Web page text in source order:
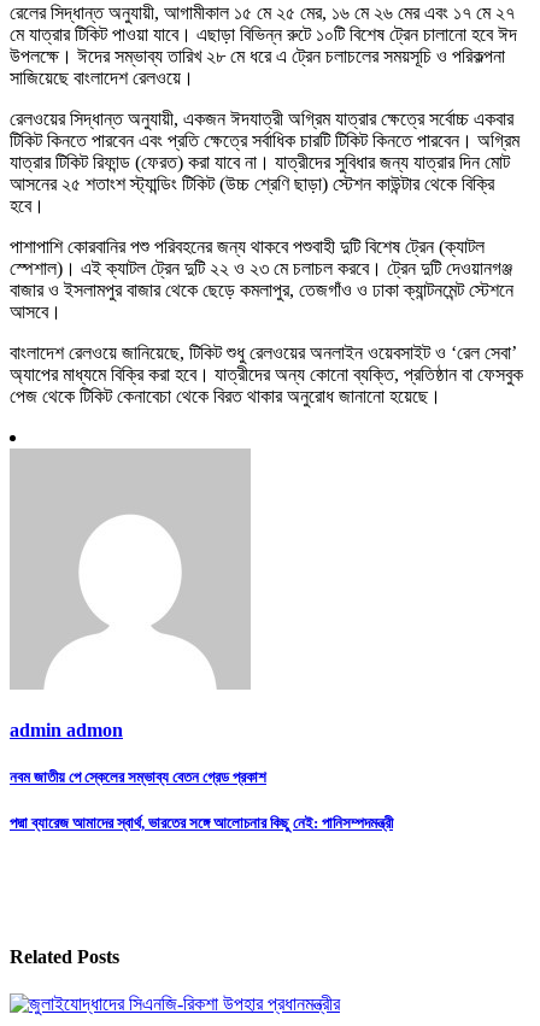
রেলের সিদ্ধান্ত অনুযায়ী, আগামীকাল ১৫ মে ২৫ মের, ১৬ মে ২৬ মের এবং ১৭ মে ২৭
মে যাত্রার টিকিট পাওয়া যাবে। এছাড়া বিভিন্ন রুটে ১০টি বিশেষ ট্রেন চালানো হবে ঈদ
উপলক্ষে। ঈদের সম্ভাব্য তারিখ ২৮ মে ধরে এ ট্রেন চলাচলের সময়সূচি ও পরিকল্পনা
সাজিয়েছে বাংলাদেশ রেলওয়ে।
রেলওয়ের সিদ্ধান্ত অনুযায়ী, একজন ঈদযাত্রী অগ্রিম যাত্রার ক্ষেত্রে সর্বোচ্চ একবার
টিকিট কিনতে পারবেন এবং প্রতি ক্ষেত্রে সর্বাধিক চারটি টিকিট কিনতে পারবেন। অগ্রিম
যাত্রার টিকিট রিফান্ড (ফেরত) করা যাবে না। যাত্রীদের সুবিধার জন্য যাত্রার দিন মোট
আসনের ২৫ শতাংশ স্ট্যান্ডিং টিকিট (উচ্চ শ্রেণি ছাড়া) স্টেশন কাউন্টার থেকে বিক্রি
হবে।
পাশাপাশি কোরবানির পশু পরিবহনের জন্য থাকবে পশুবাহী দুটি বিশেষ ট্রেন (ক্যাটল
স্পেশাল)। এই ক্যাটল ট্রেন দুটি ২২ ও ২৩ মে চলাচল করবে। ট্রেন দুটি দেওয়ানগঞ্জ
বাজার ও ইসলামপুর বাজার থেকে ছেড়ে কমলাপুর, তেজগাঁও ও ঢাকা ক্যান্টনমেন্ট স্টেশনে
আসবে।
বাংলাদেশ রেলওয়ে জানিয়েছে, টিকিট শুধু রেলওয়ের অনলাইন ওয়েবসাইট ও ‘রেল সেবা’
অ্যাপের মাধ্যমে বিক্রি করা হবে। যাত্রীদের অন্য কোনো ব্যক্তি, প্রতিষ্ঠান বা ফেসবুক
পেজ থেকে টিকিট কেনাবেচা থেকে বিরত থাকার অনুরোধ জানানো হয়েছে।
admin admon
Post
navigation
নবম জাতীয় পে স্কেলের সম্ভাব্য বেতন গ্রেড প্রকাশ
পদ্মা ব্যারেজ আমাদের স্বার্থ, ভারতের সঙ্গে আলোচনার কিছু নেই: পানিসম্পদমন্ত্রী
Related Posts